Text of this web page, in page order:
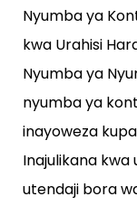
Nyumba ya
kwa Urahisi
Nyumba ya
nyumba ya
inayoweza
Inajulikana
utendaji bora